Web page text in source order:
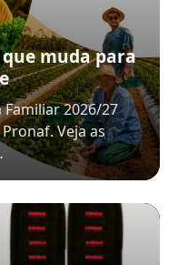
que muda para
2026/27
Veja as